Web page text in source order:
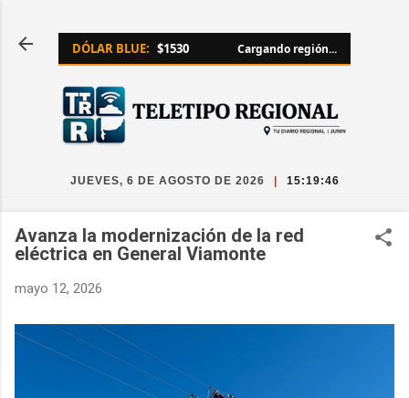
DÓLAR BLUE: $1530 Cargando región...
JUEVES, 6 DE AGOSTO DE 2026 15:19:46
Avanza la modernización de la red
eléctrica en General Viamonte
mayo 12, 2026